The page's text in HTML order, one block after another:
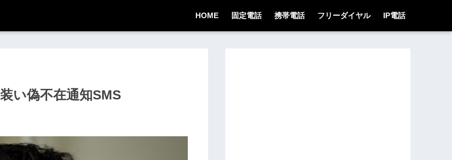
HOME 固定電話 携帯電話 フリーダイヤル IP電話
い偽不在通知SMS